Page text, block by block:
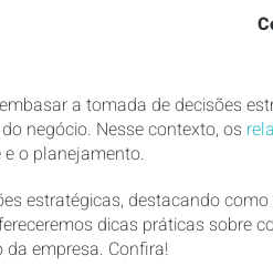
a tomada de decisões
negócio. Nesse contexto, os
o planejamento.
estratégicas, destacando como
dicas práticas sobre
empresa. Confira!